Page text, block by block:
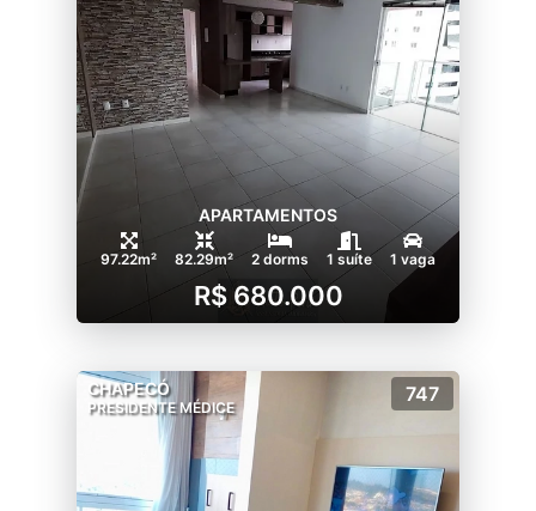
APARTAMENTOS
97.22m² 82.29m² 2 dorms 1 suíte 1 vaga
R$ 680.000
CHAPECÓ
PRESIDENTE MÉDICE
747